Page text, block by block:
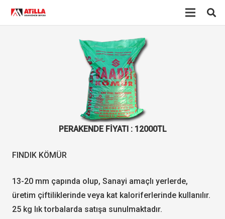
PERAKENDE FİYATI : 12000TL
FINDIK KÖMÜR
13-20 mm çapında olup, Sanayi amaçlı yerlerde,
üretim çiftiliklerinde veya kat kaloriferlerinde kullanılır.
25 kg lık torbalarda satışa sunulmaktadır.